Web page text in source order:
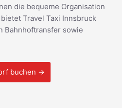
die bequeme Organisation
Travel Taxi Innsbruck
Bahnhoftransfer sowie
buchen →